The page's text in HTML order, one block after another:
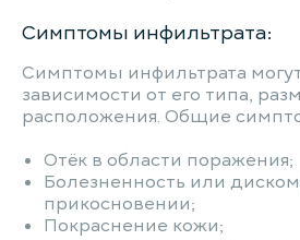
Симптомы инфильтрата:
Симптомы инфильтрата
зависимости от его типа,
расположения. Общие
Отёк в области поражения;
Болезненность или
прикосновении;
Покраснение кожи;